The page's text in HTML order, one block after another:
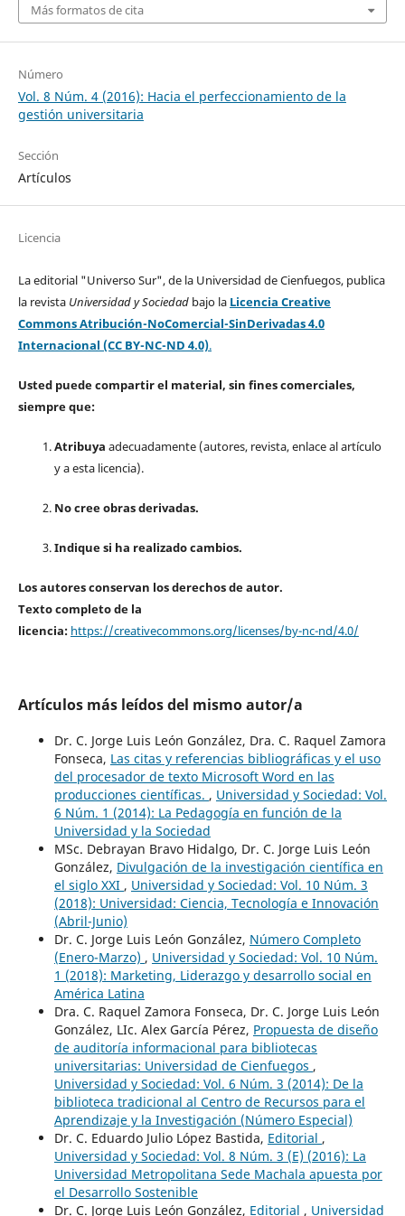
Más formatos de cita
Número
Vol. 8 Núm. 4 (2016): Hacia el perfeccionamiento de la
gestión universitaria
Sección
Artículos
Licencia
La editorial "Universo Sur", de la Universidad de Cienfuegos, publica
la revista Universidad y Sociedad bajo la Licencia Creative
Commons Atribución-NoComercial-SinDerivadas 4.0
Internacional (CC BY-NC-ND 4.0).
Usted puede compartir el material, sin fines comerciales,
siempre que:
Atribuya adecuadamente (autores, revista, enlace al artículo
y a esta licencia).
No cree obras derivadas.
Indique si ha realizado cambios.
Los autores conservan los derechos de autor.
Texto completo de la
licencia: https://creativecommons.org/licenses/by-nc-nd/4.0/
Artículos más leídos del mismo autor/a
Dr. C. Jorge Luis León González, Dra. C. Raquel Zamora
Fonseca, Las citas y referencias bibliográficas y el uso
del procesador de texto Microsoft Word en las
producciones científicas. , Universidad y Sociedad: Vol.
6 Núm. 1 (2014): La Pedagogía en función de la
Universidad y la Sociedad
MSc. Debrayan Bravo Hidalgo, Dr. C. Jorge Luis León
González, Divulgación de la investigación científica en
el siglo XXI , Universidad y Sociedad: Vol. 10 Núm. 3
(2018): Universidad: Ciencia, Tecnología e Innovación
(Abril-Junio)
Dr. C. Jorge Luis León González, Número Completo
(Enero-Marzo) , Universidad y Sociedad: Vol. 10 Núm.
1 (2018): Marketing, Liderazgo y desarrollo social en
América Latina
Dra. C. Raquel Zamora Fonseca, Dr. C. Jorge Luis León
González, LIc. Alex García Pérez, Propuesta de diseño
de auditoría informacional para bibliotecas
universitarias: Universidad de Cienfuegos ,
Universidad y Sociedad: Vol. 6 Núm. 3 (2014): De la
biblioteca tradicional al Centro de Recursos para el
Aprendizaje y la Investigación (Número Especial)
Dr. C. Eduardo Julio López Bastida, Editorial ,
Universidad y Sociedad: Vol. 8 Núm. 3 (E) (2016): La
Universidad Metropolitana Sede Machala apuesta por
el Desarrollo Sostenible
Dr. C. Jorge Luis León González, Editorial , Universidad